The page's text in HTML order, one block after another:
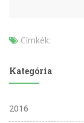
Címkék:
Kategória
2016